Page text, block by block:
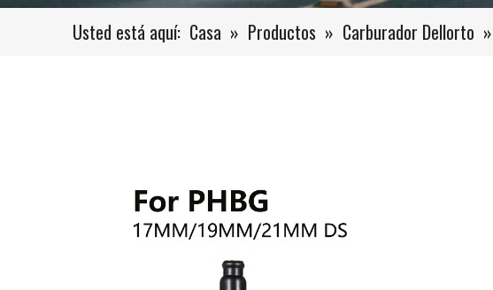
Usted está aquí: Casa » Productos » Carburador Dellorto »